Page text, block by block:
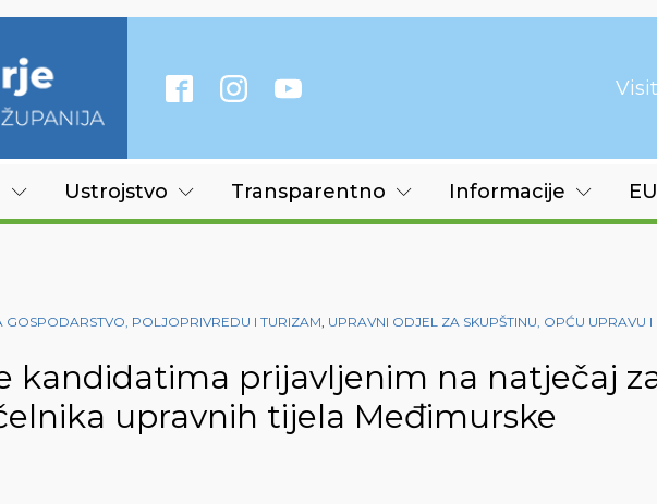
Ustrojstvo Transparentno Informacije
GOSPODARSTVO, POLJOPRIVREDU I TURIZAM, UPRAVNI ODJEL ZA SKUPŠTINU, OPĆU UPRAVU I
kandidatima prijavljenim na natječaj
upravnih tijela Međimurske